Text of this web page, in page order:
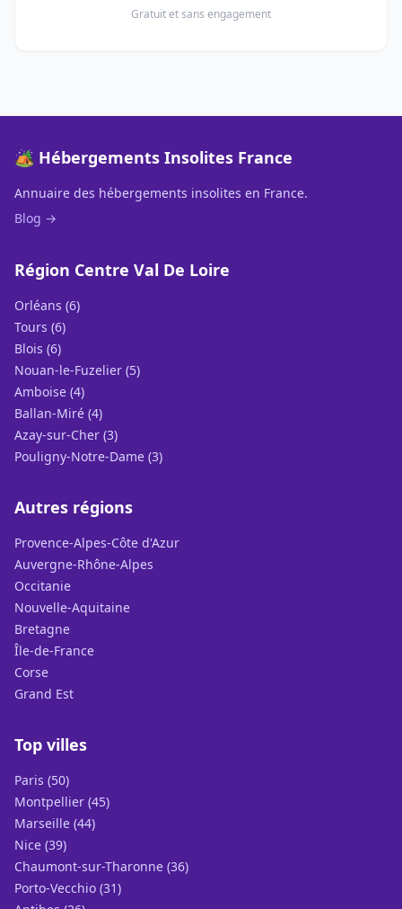
Gratuit et sans engagement
🏕️ Hébergements Insolites France
Annuaire des hébergements insolites en France.
Blog →
Région Centre Val De Loire
Orléans (6)
Tours (6)
Blois (6)
Nouan-le-Fuzelier (5)
Amboise (4)
Ballan-Miré (4)
Azay-sur-Cher (3)
Pouligny-Notre-Dame (3)
Autres régions
Provence-Alpes-Côte d'Azur
Auvergne-Rhône-Alpes
Occitanie
Nouvelle-Aquitaine
Bretagne
Île-de-France
Corse
Grand Est
Top villes
Paris (50)
Montpellier (45)
Marseille (44)
Nice (39)
Chaumont-sur-Tharonne (36)
Porto-Vecchio (31)